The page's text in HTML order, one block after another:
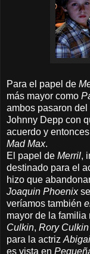
Para el papel de
más mayor como
ambos pasaron
Johnny Depp con
acuerdo y
Mad Max.
El papel de Merril,
destinado para el
hizo que
Joaquin Phoenix
veríamos también
mayor de la familia
Culkin, Rory Culkin
para la actriz
es vista en